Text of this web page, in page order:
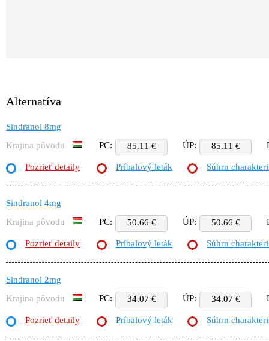
Alternatíva
Sindranol 8mg
Krajina pôvodu
PC: 85.11 € ÚP: 85.11 €
Pozrieť detaily Príbalový leták Súhrn
Sindranol 4mg
Krajina pôvodu
PC: 50.66 € ÚP: 50.66 €
Pozrieť detaily Príbalový leták Súhrn
Sindranol 2mg
Krajina pôvodu
PC: 34.07 € ÚP: 34.07 €
Pozrieť detaily Príbalový leták Súhrn